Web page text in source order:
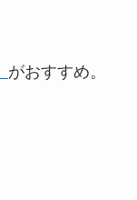
がおすすめ。